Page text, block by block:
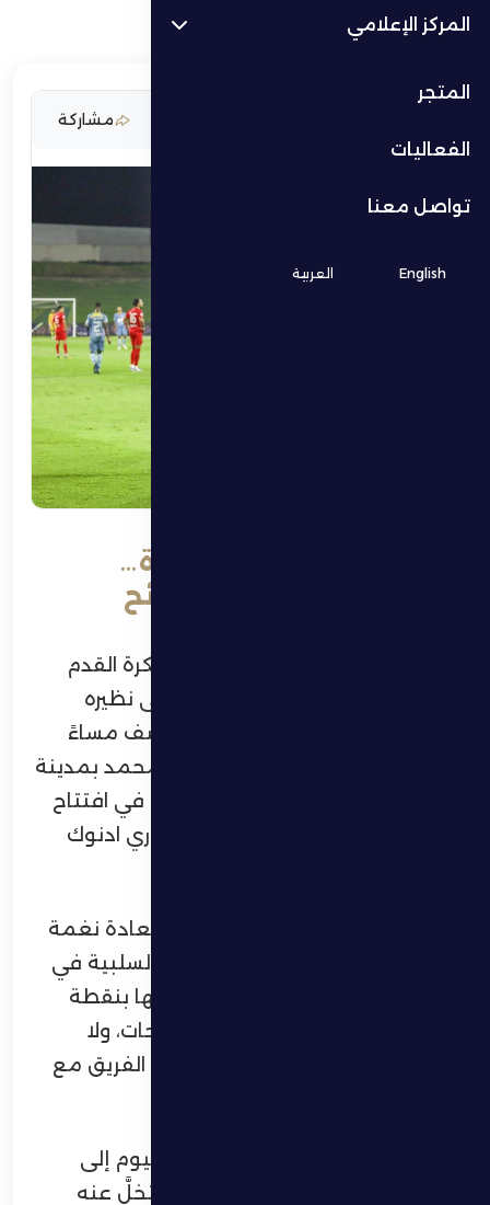
المركز الإعلامي
المتجر
الفعاليات
تواصل معنا
English العربية
مشاركة
في مباراه شعارها العودة…
الظفرة ضيفًا على البطائح
تتجدد التحديات أمام الفريق الأول لكرة القدم
بنادي الظفرة عندما يحل ضيفًا على نظيره
البطائح عند الساعة الخامسة والنصف مساءً
اليوم الجمعة على إستاد خالد بن محمد بمدينة
الشارقة، في مواجهة قوية وصعبة في افتتاح
منافسات الجولة السادسة عشر لدوري ادنوك
ويدخل الظفرة اللقاء ساعيًا إلى استعادة نغمة
الانتصارات، بعد سلسلة من النتائج السلبية في
الجولات الأربع الماضية، اكتفى خلالها بنقطة
واحدة لم ترتقِ إلى مستوى الطموحات، ولا
تعكس البداية الإيجابية التي قدمها الفريق مع
ويتطلع الفريق من خلال مواجهة اليوم إلى
مصالحة جماهيره الوفية التي لم تتخلَّ عنه